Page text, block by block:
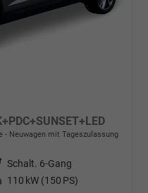
Neuwagen mit Tageszulassung
Schalt. 6-Gang
110 kW (150 PS)